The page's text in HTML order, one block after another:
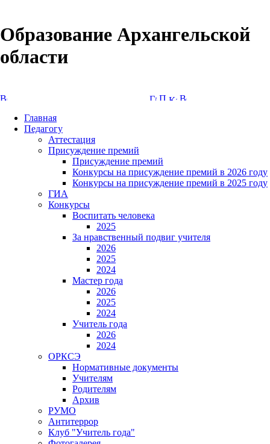
Образование Архангельской
области
Главная
Педагогу
Аттестация
Присуждение премий
Присуждение премий
Конкурсы на присуждение премий в 2026 году
Конкурсы на присуждение премий в 2025 году
ГИА
Конкурсы
Воспитать человека
2025
За нравственный подвиг учителя
2026
2025
2024
Мастер года
2026
2025
2024
Учитель года
2026
2024
ОРКСЭ
Нормативные документы
Учителям
Родителям
Архив
РУМО
Антитеррор
Клуб "Учитель года"